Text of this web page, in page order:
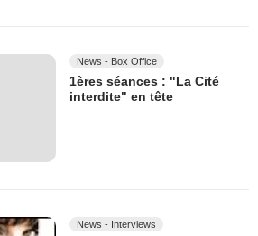
News - Box Office
1ères séances : "La Cité
interdite" en tête
News - Interviews